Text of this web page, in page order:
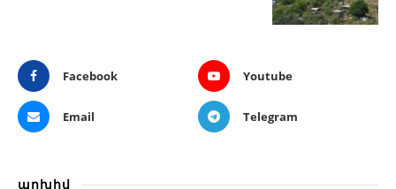
Facebook Youtube
Email Telegram
արխիվ